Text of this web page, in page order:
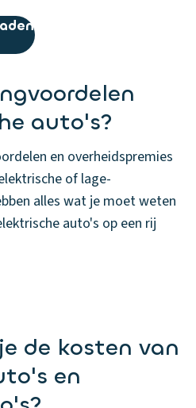
auto's?
en overheidspremies
of lage-
alles wat je moet weten
auto's op een rij
de kosten van
en